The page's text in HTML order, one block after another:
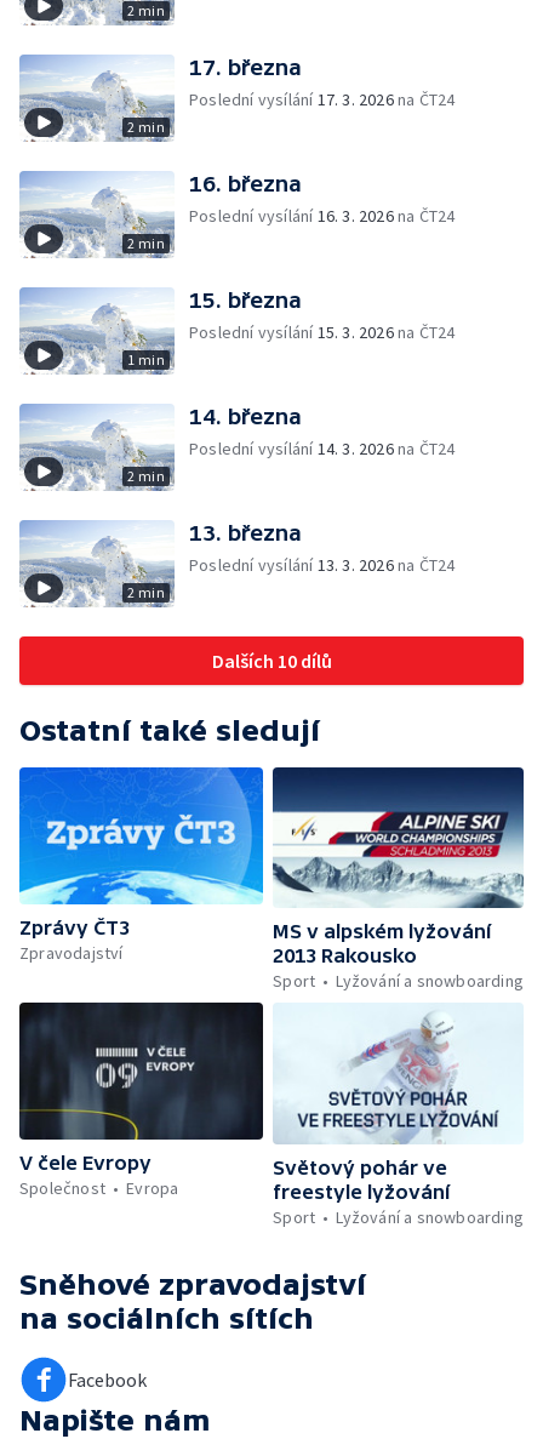
2 min
2 min
17. března
Poslední vysílání17. 3. 2026na ČT24
2 min
16. března
Poslední vysílání16. 3. 2026na ČT24
1 min
15. března
Poslední vysílání15. 3. 2026na ČT24
2 min
14. března
Poslední vysílání14. 3. 2026na ČT24
2 min
13. března
Poslední vysílání13. 3. 2026na ČT24
Dalších 10 dílů
Ostatní také sledují
Zprávy ČT3
Zpravodajství
MS v alpském lyžování
2013 Rakousko
Sport
Lyžování a snowboarding
V čele Evropy
Společnost
Evropa
Světový pohár ve
freestyle lyžování
Sport
Lyžování a snowboarding
Sněhové zpravodajství
na sociálních sítích
Facebook
Napište nám